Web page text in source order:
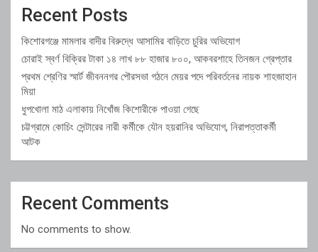
Recent Posts
কিশোরগঞ্জে মামলার বাদীর বিরুদ্ধে আসামির বাড়িতে চুরির অভিযোগ
চোরাই স্বর্ণ বিক্রির টাকা ১৪ লাখ ৮৮ হাজার ৮০০, আকবরশাহে তিনজন গ্রেপ্তার
প্রথম শ্রেণির স্মার্ট জীবননগর পৌরসভা গঠনে মেয়র পদে পরিবর্তনের নায়ক শাহজাহান
মিয়া
ধুপখোলা মাঠ এলাকায় নিখোঁজ কিশোরীকে পাওয়া গেছে
চট্টগ্রামে কোচিং সেন্টারের নারী কর্মীকে যৌন হয়রানির অভিযোগ, নিরাপত্তাকর্মী
আটক
Recent Comments
No comments to show.